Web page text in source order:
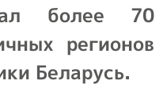
более 70
регионов
Беларусь.